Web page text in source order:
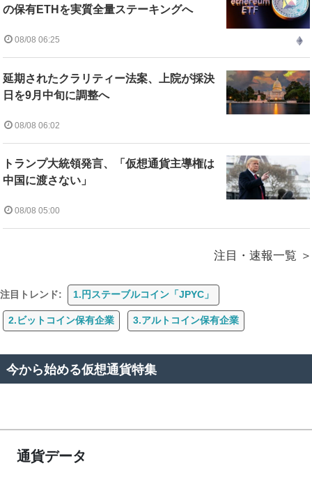
の保有ETHを実質全量ステーキングへ
08/08 06:25
延期されたクラリティー法案、上院が採決
日を9月中旬に調整へ
08/08 06:02
トランプ大統領発言、「仮想通貨主導権は
中国に渡さない」
08/08 05:00
注目・速報一覧
注目トレンド: 1.円ステーブルコイン「JPYC」
2.ビットコイン保有企業 3.アルトコイン保有企業
今から始める仮想通貨特集
通貨データ